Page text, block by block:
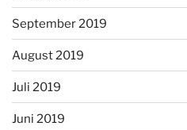
September 2019
August 2019
Juli 2019
Juni 2019